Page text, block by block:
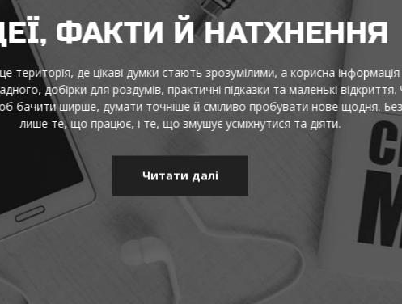
ФАКТИ Й НАТХНЕННЯ
де цікаві думки стають зрозумілими, а корисна інформація
добірки для роздумів, практичні підказки та маленькі відкриття.
бачити ширше, думати точніше й сміливо пробувати нове щодня. Без
лише те, що працює, і те, що змушує усміхнутися та діяти.
Читати далі